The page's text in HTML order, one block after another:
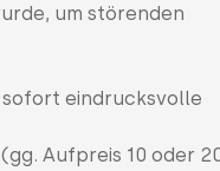
um störenden
sofort eindrucksvolle
Aufpreis 10 oder